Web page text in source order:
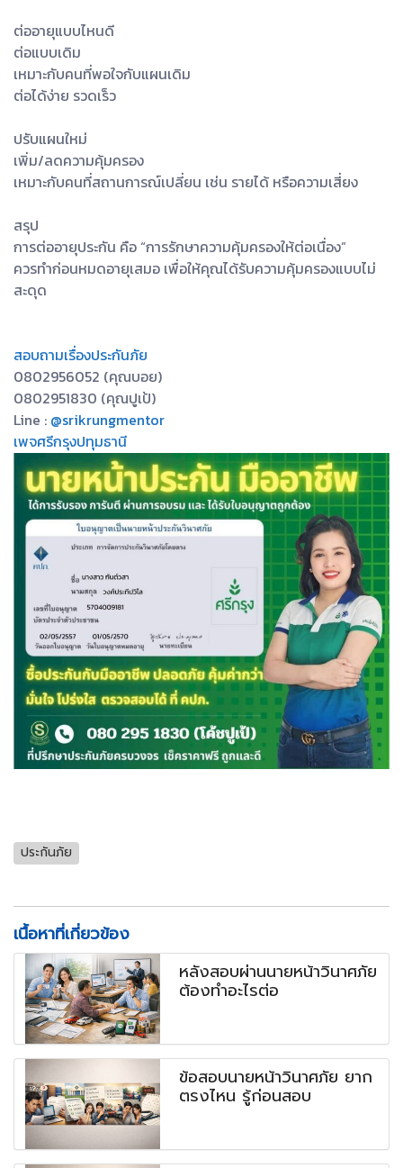
ต่ออายุแบบไหนดี
ต่อแบบเดิม
เหมาะกับคนที่พอใจกับแผนเดิม
ต่อได้ง่าย รวดเร็ว
ปรับแผนใหม่
เพิ่ม/ลดความคุ้มครอง
เหมาะกับคนที่สถานการณ์เปลี่ยน เช่น รายได้ หรือความเสี่ยง
สรุป
การต่ออายุประกัน คือ “การรักษาความคุ้มครองให้ต่อเนื่อง”
ควรทำก่อนหมดอายุเสมอ เพื่อให้คุณได้รับความคุ้มครองแบบไม่
สะดุด
สอบถามเรื่องประกันภัย
0802956052 (คุณบอย)
0802951830 (คุณปูเป้)
Line : @srikrungmentor
เพจศรีกรุงปทุมธานี
ประกันภัย
เนื้อหาที่เกี่ยวข้อง
หลังสอบผ่านนายหน้าวินาศภัย
ต้องทำอะไรต่อ
ข้อสอบนายหน้าวินาศภัย ยาก
ตรงไหน รู้ก่อนสอบ